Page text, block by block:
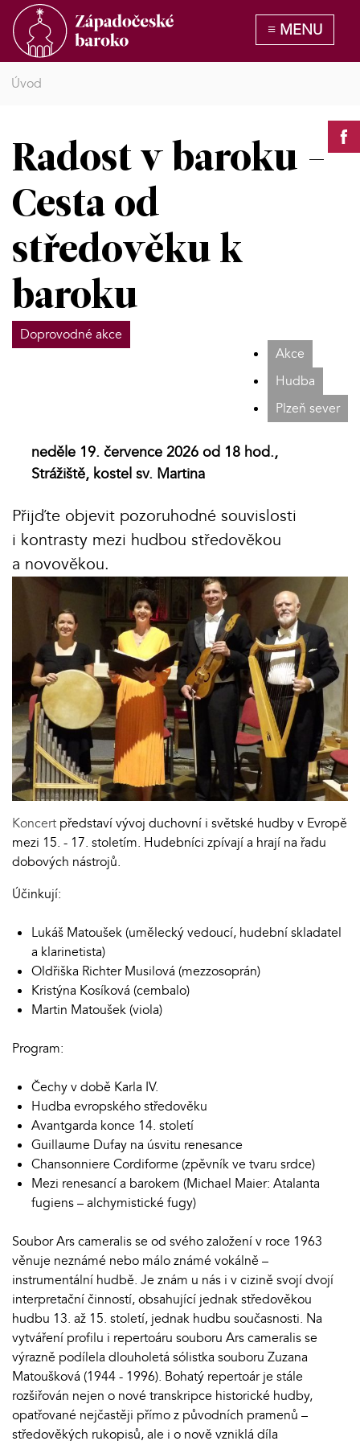
Úvod
Radost v baroku -
Cesta od
středověku k
baroku
Doprovodné akce
Akce
Hudba
Plzeň sever
neděle 19. července 2026 od 18 hod.,
Strážiště, kostel sv. Martina
Přijďte objevit pozoruhodné souvislosti
i kontrasty mezi hudbou středověkou
a novověkou.
Koncert představí vývoj duchovní i světské hudby v Evropě
mezi 15. - 17. stoletím. Hudebníci zpívají a hrají na řadu
dobových nástrojů.
Účinkují:
Lukáš Matoušek (umělecký vedoucí, hudební skladatel
a klarinetista)
Oldřiška Richter Musilová (mezzosoprán)
Kristýna Kosíková (cembalo)
Martin Matoušek (viola)
Program:
Čechy v době Karla IV.
Hudba evropského středověku
Avantgarda konce 14. století
Guillaume Dufay na úsvitu renesance
Chansonniere Cordiforme (zpěvník ve tvaru srdce)
Mezi renesancí a barokem (Michael Maier: Atalanta
fugiens – alchymistické fugy)
Soubor Ars cameralis se od svého založení v roce 1963
věnuje neznámé nebo málo známé vokálně –
instrumentální hudbě. Je znám u nás i v cizině svojí dvojí
interpretační činností, obsahující jednak středověkou
hudbu 13. až 15. století, jednak hudbu současnosti. Na
vytváření profilu i repertoáru souboru Ars cameralis se
výrazně podílela dlouholetá sólistka souboru Zuzana
Matoušková (1944 - 1996). Bohatý repertoár je stále
rozšiřován nejen o nové transkripce historické hudby,
opatřované nejčastěji přímo z původních pramenů –
středověkých rukopisů, ale i o nově vzniklá díla